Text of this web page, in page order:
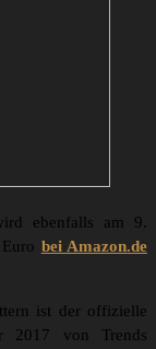
ebenfalls am 9.
bei Amazon.de
ist der offizielle
2017 von Trends